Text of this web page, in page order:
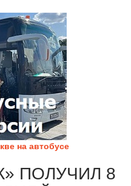
на автобусе
ПОЛУЧИЛ 8